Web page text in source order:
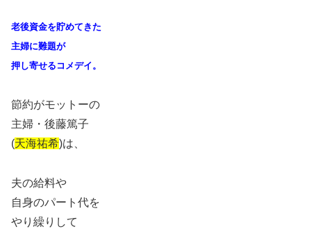
老後資金を貯めてきた
主婦に難題が
押し寄せるコメデイ。
節約がモットーの
主婦・後藤篤子
(天海祐希)は、
夫の給料や
自身のパート代を
やり繰りして